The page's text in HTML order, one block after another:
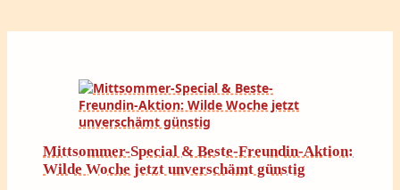
Mittsommer-Special & Beste-Freundin-Aktion:
Wilde Woche jetzt unverschämt günstig